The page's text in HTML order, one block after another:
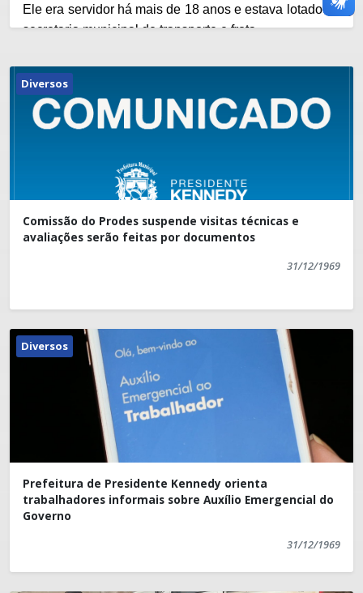
Ele era servidor há mais de 18 anos e estava lotado na
secretaria municipal de transporte e frota.
Nesse momento de dor e tristeza o prefeito Dorlei
Fontão, em nome dos servidores públicos da
Prefeitura de Presidente Kennedy, presta os seus
mais sinceros sentimentos e se solidariza com os
Diversos
Comissão do Prodes suspende visitas técnicas e
avaliações serão feitas por documentos
31/12/1969
Diversos
Prefeitura de Presidente Kennedy orienta
trabalhadores informais sobre Auxílio Emergencial do
Governo
31/12/1969